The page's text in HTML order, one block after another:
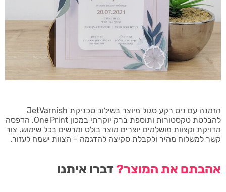
הזמנה עם ניט רקע סגול מיוצר בשילוב טכניקת JetVarnish
להבלטת טקסטורות ותוספת ברק יוקרתי במכון One Print. הדפסה
מדויקת וקצוות מושלמים יוצרים מוצר בולט ומרשים בכל שימוש. צור
קשר למשלוח מהיר ולקבלת סקיצה להדגמה – הצוות ישמח לעזור.
אהבתם את המוצר?דברו איתנו